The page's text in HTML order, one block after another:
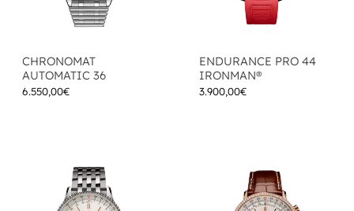
CHRONOMAT
AUTOMATIC 36
6.550,00€
ENDURANCE PRO 44
IRONMAN®
3.900,00€